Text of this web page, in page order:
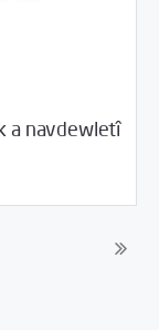
a navdewletî